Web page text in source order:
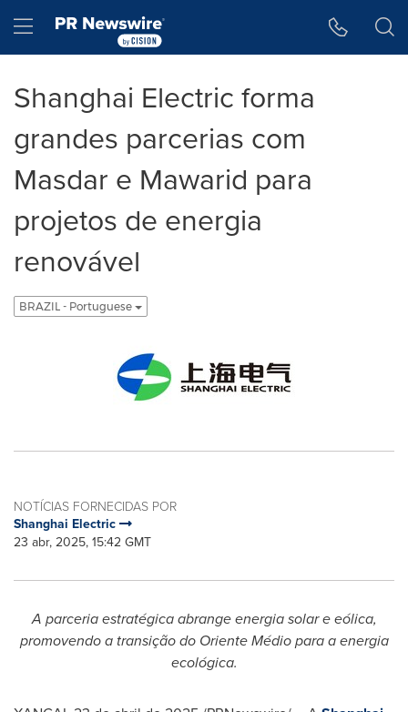
Hamburger menu
Shanghai Electric forma
grandes parcerias com
Masdar e Mawarid para
projetos de energia
renovável
BRAZIL - Portuguese
NOTÍCIAS FORNECIDAS POR
Shanghai Electric
23 abr, 2025, 15:42 GMT
A parceria estratégica abrange energia solar e eólica,
promovendo a transição do Oriente Médiopara a energia
ecológica.